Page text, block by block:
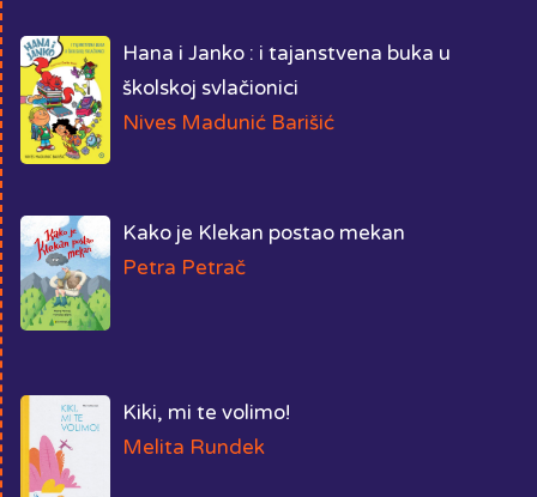
Hana i Janko : i tajanstvena buka u
školskoj svlačionici
Nives Madunić Barišić
Kako je Klekan postao mekan
Petra Petrač
Kiki, mi te volimo!
Melita Rundek